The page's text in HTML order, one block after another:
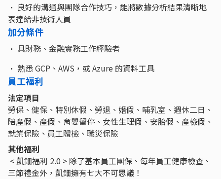
• 良好的溝通與團隊合作技巧，能將數據分析結果清晰地
表達給非技術人員
加分條件
• 具財務、金融實務工作經驗者
• 熟悉 GCP、AWS，或 Azure 的資料工具
員工福利
法定項目
勞保、健保、特別休假、勞退、婚假、哺乳室、週休二日、
陪產假、產假、育嬰留停、女性生理假、安胎假、產檢假、
就業保險、員工體檢、職災保險
其他福利
< 凱鈿福利 2.0 > 除了基本員工團保、每年員工健康檢查、
三節禮金外，凱鈿擁有七大不可思議！